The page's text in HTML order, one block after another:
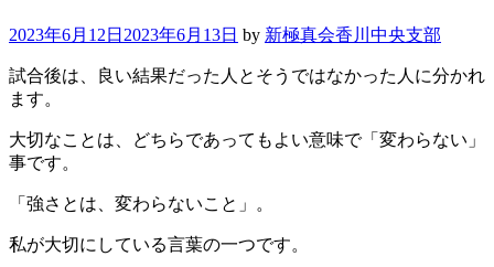
2023年6月12日 2023年6月13日 by 新極真会香川中央支部
試合後は、良い結果だった人とそうではなかった人に分かれ
ます。
大切なことは、どちらであってもよい意味で「変わらない」
事です。
「強さとは、変わらないこと」。
私が大切にしている言葉の一つです。